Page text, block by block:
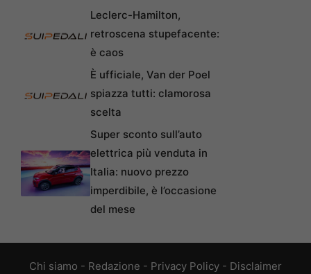
Leclerc-Hamilton,
retroscena stupefacente:
è caos
È ufficiale, Van der Poel
spiazza tutti: clamorosa
scelta
Super sconto sull’auto
elettrica più venduta in
Italia: nuovo prezzo
imperdibile, è l’occasione
del mese
Chi siamo - Redazione - Privacy Policy - Disclaimer